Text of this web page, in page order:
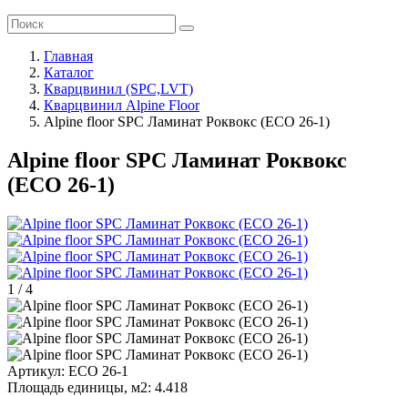
Главная
Каталог
Кварцвинил (SPC,LVT)
Кварцвинил Alpine Floor
Alpine floor SPC Ламинат Роквокс (ECO 26-1)
Alpine floor SPC Ламинат Роквокс
(ECO 26-1)
1 /4
Артикул: ECO 26-1
Площадь единицы, м2: 4.418